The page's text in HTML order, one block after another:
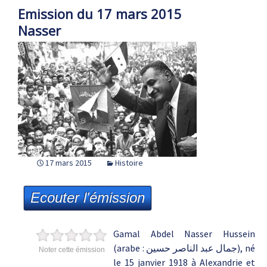
Emission du 17 mars 2015
Nasser
17 mars 2015 Histoire
Ecouter l'émission
Noter cette émission
Gamal Abdel Nasser Hussein
(arabe : جمال عبد الناصر حسين), né
le 15 janvier 1918 à Alexandrie et